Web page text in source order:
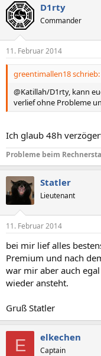
D1rty
Commander
11. Februar 2014
greentimallen18 schrieb:
@Katillah/D1rty, kann
verlief ohne Probleme
Ich glaub 48h
Probleme beim
Statler
Lieutenant
11. Februar 2014
bei mir lief alles
Premium und nach
war mir aber auch
wieder ansteht.
Gruß Statler
E elkechen
Captain